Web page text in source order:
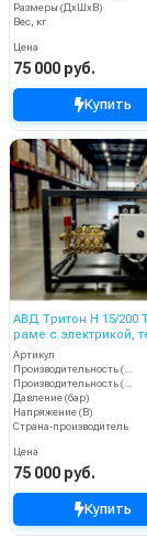
Размеры (ДхШхВ)
Вес, кг
Цена
75 000 руб.
Купить
АВД Тритон H 15/200
раме с электрикой,
Артикул
Производительность (л/мин)
Производительность (л/ч)
Давление (бар)
Напряжение (В)
Страна-производитель
Цена
75 000 руб.
Купить